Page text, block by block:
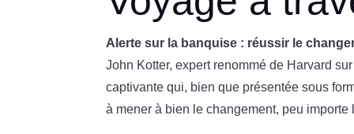
Alerte sur la banquise : réussir le
John Kotter, expert renommé de Harvard
captivante qui, bien que présentée sous
à mener à bien le changement, peu importe